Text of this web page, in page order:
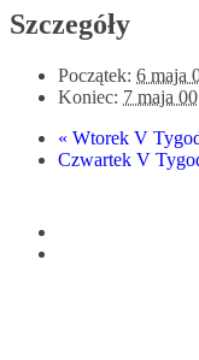
Szczegóły
Początek: 6 maja
Koniec: 7 maja
« Wtorek V
Czwartek V